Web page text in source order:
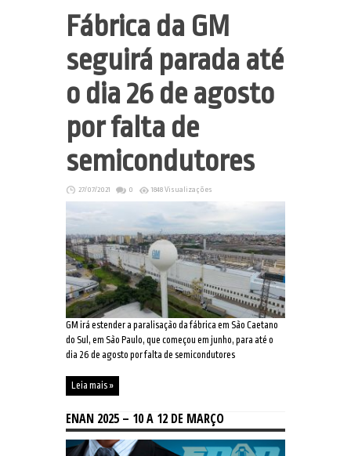
Fábrica da GM
seguirá parada até
o dia 26 de agosto
por falta de
semicondutores
27/07/2021 0 1848 Visualizações
GM irá estender a paralisação da fábrica em São Caetano
do Sul, em São Paulo, que começou em junho, para até o
dia 26 de agosto por falta de semicondutores
Leia mais »
ENAN 2025 – 10 A 12 DE MARÇO